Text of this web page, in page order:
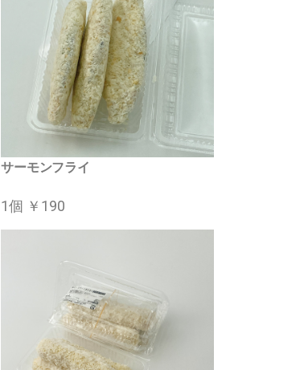
サーモンフライ
1個 ￥190